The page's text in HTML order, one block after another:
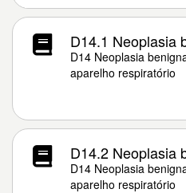
D14.1 Neoplasia
D14 Neoplasia
aparelho respiratório
D14.2 Neoplasia
D14 Neoplasia
aparelho respiratório